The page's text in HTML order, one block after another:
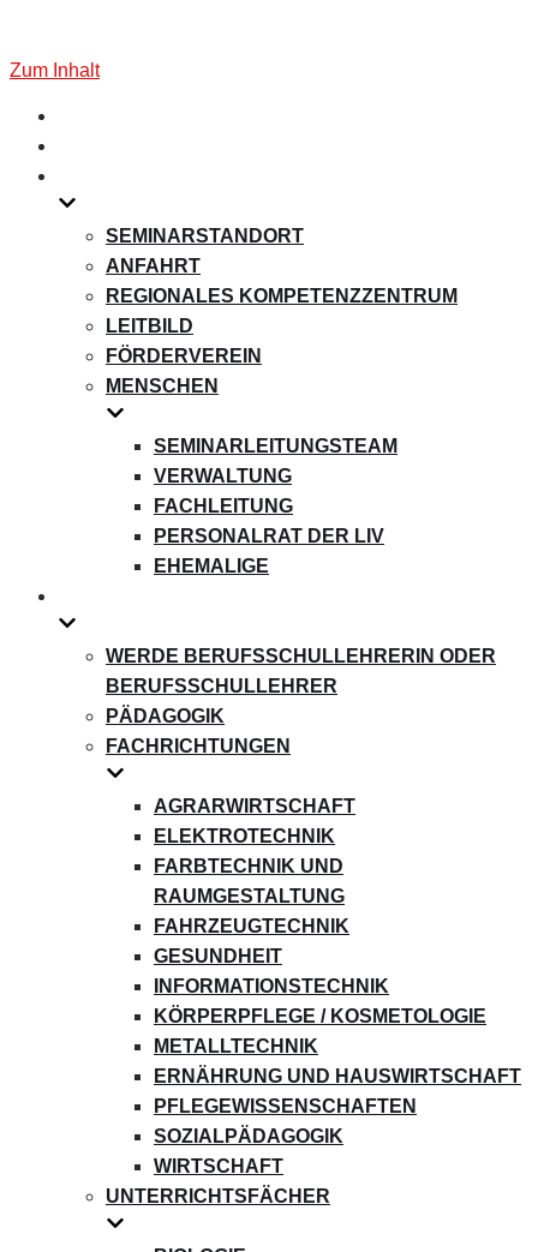
Zum Inhalt
SEMINARSTANDORT
ANFAHRT
REGIONALES KOMPETENZZENTRUM
LEITBILD
FÖRDERVEREIN
MENSCHEN
SEMINARLEITUNGSTEAM
VERWALTUNG
FACHLEITUNG
PERSONALRAT DER LIV
EHEMALIGE
WERDE BERUFSSCHULLEHRERIN ODER
BERUFSSCHULLEHRER
PÄDAGOGIK
FACHRICHTUNGEN
AGRARWIRTSCHAFT
ELEKTROTECHNIK
FARBTECHNIK UND
RAUMGESTALTUNG
FAHRZEUGTECHNIK
GESUNDHEIT
INFORMATIONSTECHNIK
KÖRPERPFLEGE / KOSMETOLOGIE
METALLTECHNIK
ERNÄHRUNG UND HAUSWIRTSCHAFT
PFLEGEWISSENSCHAFTEN
SOZIALPÄDAGOGIK
WIRTSCHAFT
UNTERRICHTSFÄCHER